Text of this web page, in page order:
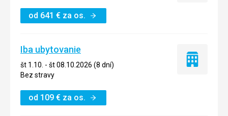
od 641 € za os.
Iba ubytovanie
št 1.10. - št 08.10.2026 (8 dní)
Bez stravy
od 109 € za os.
Iba